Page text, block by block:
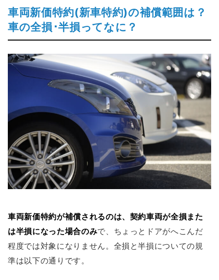
車両新価特約(新車特約)の補償範囲は？
車の全損･半損ってなに？
車両新価特約が補償されるのは、契約車両が全損また
は半損になった場合のみで、ちょっとドアがへこんだ
程度では対象になりません。全損と半損についての規
準は以下の通りです。